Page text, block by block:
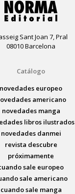
Sant Joan 7, Pral
08010 Barcelona
Catálogo
novedades europeo
americano
novedades manga
libros ilustrados
novedades danmei
revista descubre
próximamente
sale europeo
sale americano
cuando sale manga